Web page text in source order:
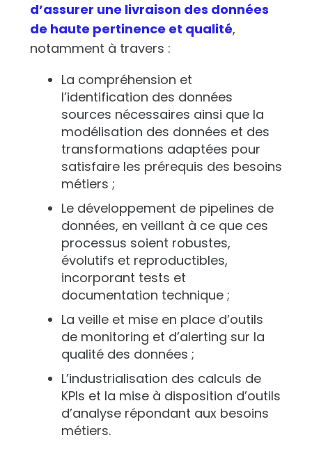
d’assurer une livraison des données
de haute pertinence et qualité,
notamment à travers :
La compréhension et
l’identification des données
sources nécessaires ainsi que la
modélisation des données et des
transformations adaptées pour
satisfaire les prérequis des besoins
métiers ;
Le développement de pipelines de
données, en veillant à ce que ces
processus soient robustes,
évolutifs et reproductibles,
incorporant tests et
documentation technique ;
La veille et mise en place d’outils
de monitoring et d’alerting sur la
qualité des données ;
L’industrialisation des calculs de
KPIs et la mise à disposition d’outils
d’analyse répondant aux besoins
métiers.